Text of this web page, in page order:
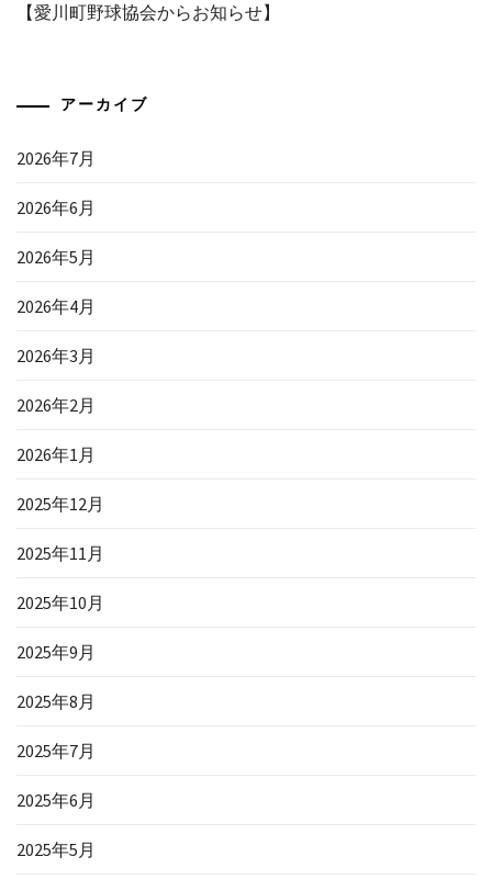
【愛川町野球協会からお知らせ】
アーカイブ
2026年7月
2026年6月
2026年5月
2026年4月
2026年3月
2026年2月
2026年1月
2025年12月
2025年11月
2025年10月
2025年9月
2025年8月
2025年7月
2025年6月
2025年5月